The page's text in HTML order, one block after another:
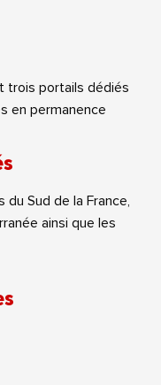
trois portails dédiés
en permanence
du Sud de la France,
ainsi que les